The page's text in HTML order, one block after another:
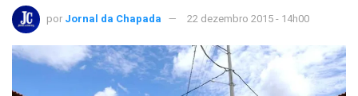
por Jornal da Chapada 22 dezembro 2015 - 14h00